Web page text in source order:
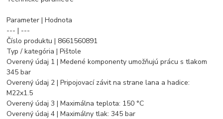
Parameter | Hodnota
--- | ---
Číslo produktu | 8661560891
Typ / kategória | Pištole
Overený údaj 1 | Medené komponenty umožňujú prácu s tlakom
345 bar
Overený údaj 2 | Pripojovací závit na strane lana a hadice:
M22x1.5
Overený údaj 3 | Maximálna teplota: 150 °C
Overený údaj 4 | Maximálny tlak: 345 bar